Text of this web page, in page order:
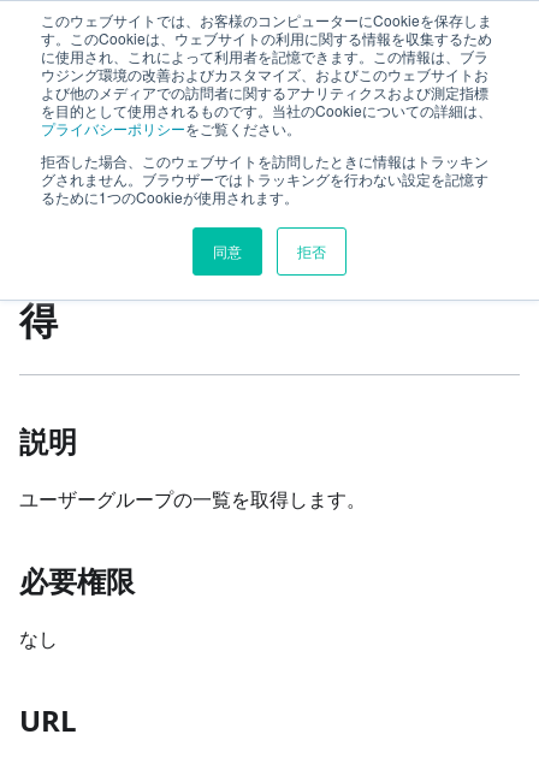
このウェブサイトでは、お客様のコンピューターにCookieを保存しま
す。このCookieは、ウェブサイトの利用に関する情報を収集するため
に使用され、これによって利用者を記憶できます。この情報は、ブラ
ウジング環境の改善およびカスタマイズ、およびこのウェブサイトお
よび他のメディアでの訪問者に関するアナリティクスおよび測定指標
を目的として使用されるものです。当社のCookieについての詳細は、
プライバシーポリシーをご覧ください。
拒否した場合、このウェブサイトを訪問したときに情報はトラッキン
グされません。ブラウザーではトラッキングを行わない設定を記憶す
るために1つのCookieが使用されます。
同意 拒否
TimeTracker RX Web API ヘルプ
リファレンス system
userGroups
このページの見出し
ユーザーグループ一覧の取
得
説明
ユーザーグループの一覧を取得します。
必要権限
なし
URL